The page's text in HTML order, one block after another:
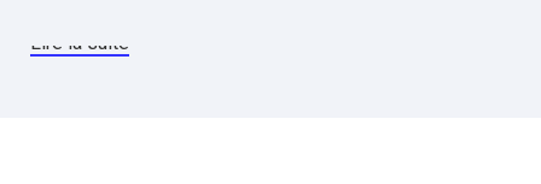
Lire la suite